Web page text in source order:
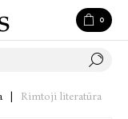
0
Rimtoji literatūra